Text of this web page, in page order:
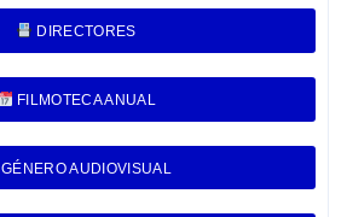
DIRECTORES
FILMOTECA ANUAL
GÉNERO AUDIOVISUAL